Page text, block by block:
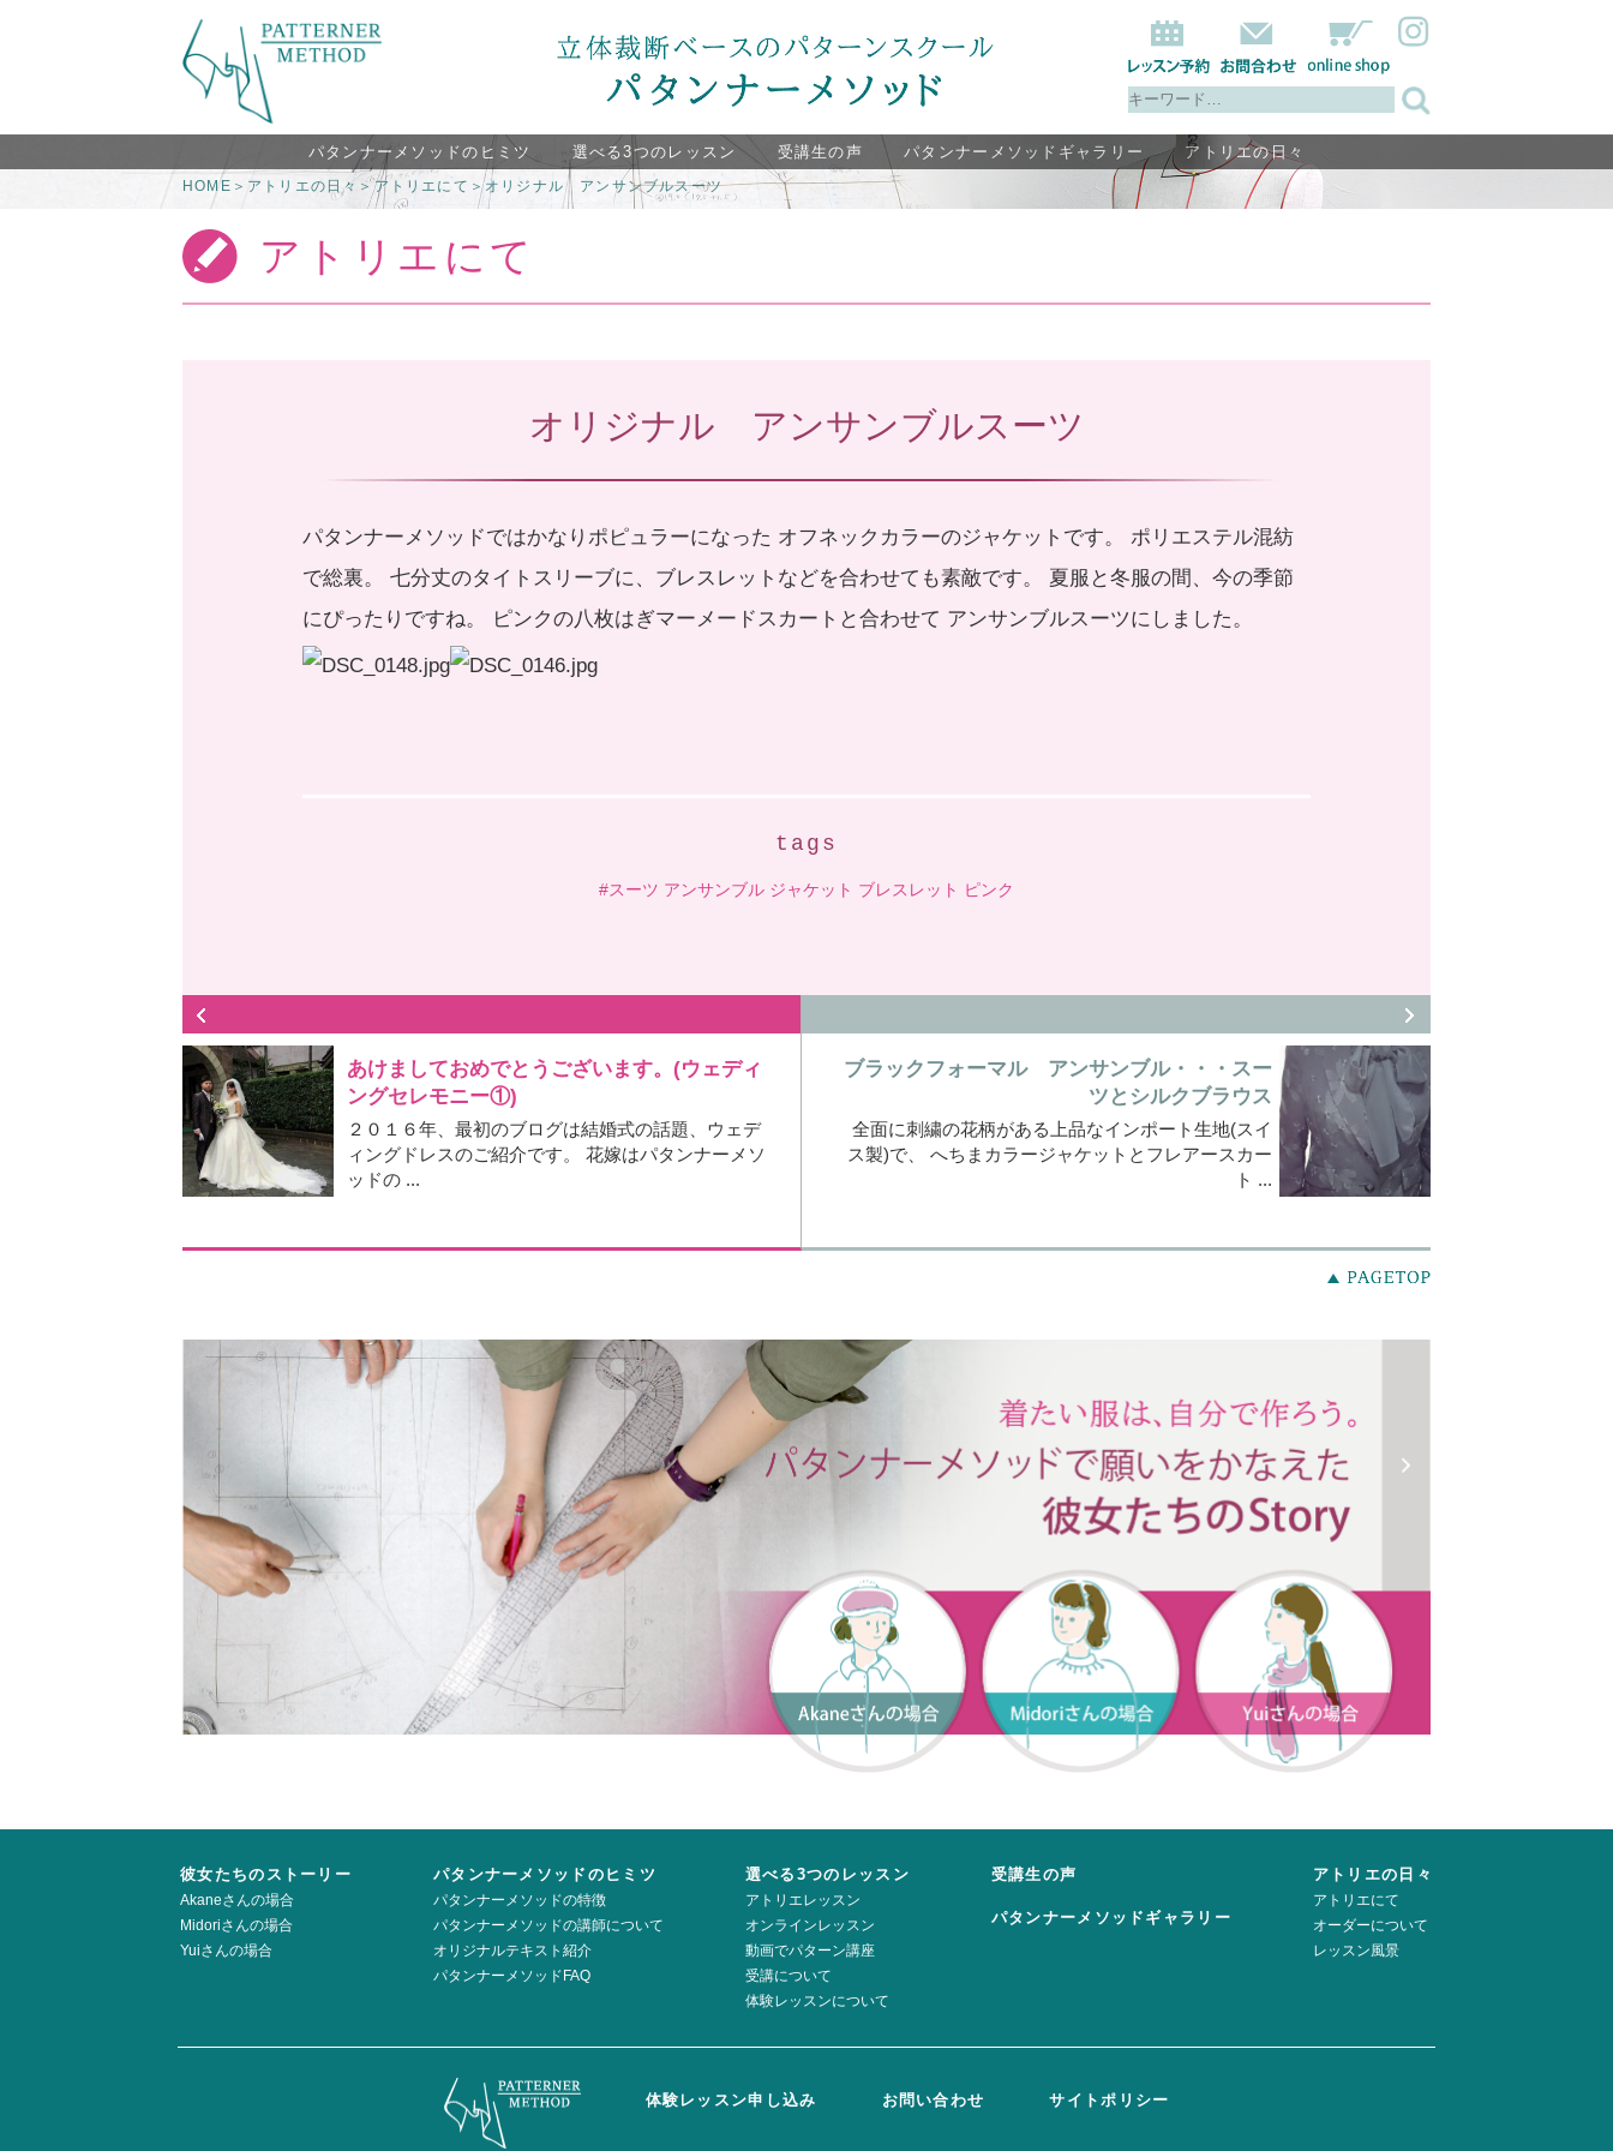
パタンナーメソッドのヒミツ 選べる3つのレッスン 受講生の声 パタンナーメソッドギャラリー アトリエの日々
HOME ＞ アトリエの日々 ＞アトリエにて ＞オリジナル アンサンブルスーツ
アトリエにて
オリジナル アンサンブルスーツ
パタンナーメソッドではかなりポピュラーになった オフネックカラーのジャケットです。 ポリエステル混紡
で総裏。 七分丈のタイトスリーブに、ブレスレットなどを合わせても素敵です。 夏服と冬服の間、今の季節
にぴったりですね。 ピンクの八枚はぎマーメードスカートと合わせて アンサンブルスーツにしました。
tags
スーツ アンサンブル ジャケット ブレスレット ピンク
あけましておめでとうございます。(ウェディ
ングセレモニー①)
２０１６年、最初のブログは結婚式の話題、ウェデ
ィングドレスのご紹介です。 花嫁はパタンナーメソ
ッドの ...
ブラックフォーマル アンサンブル・・・スー
ツとシルクブラウス
全面に刺繍の花柄がある上品なインポート生地(スイ
ス製)で、 へちまカラージャケットとフレアースカー
ト ...
彼女たちのストーリー
Akaneさんの場合
Midoriさんの場合
Yuiさんの場合
パタンナーメソッドのヒミツ
パタンナーメソッドの特徴
パタンナーメソッドの講師について
オリジナルテキスト紹介
パタンナーメソッドFAQ
選べる3つのレッスン
アトリエレッスン
オンラインレッスン
動画でパターン講座
受講について
体験レッスンについて
受講生の声
パタンナーメソッドギャラリー
アトリエの日々
アトリエにて
オーダーについて
レッスン風景
体験レッスン申し込み お問い合わせ サイトポリシー